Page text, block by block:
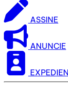
ASSINE
ANUNCIE